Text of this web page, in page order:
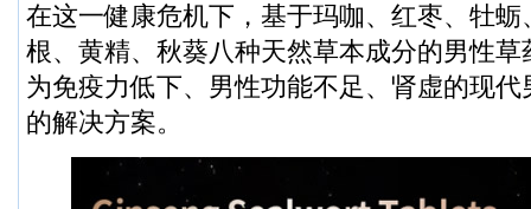
在这一健康危机下，基于玛咖、红枣、牡
根、黄精、秋葵八种天然草本成分的男性
为免疫力低下、男性功能不足、肾虚的现
的解决方案。